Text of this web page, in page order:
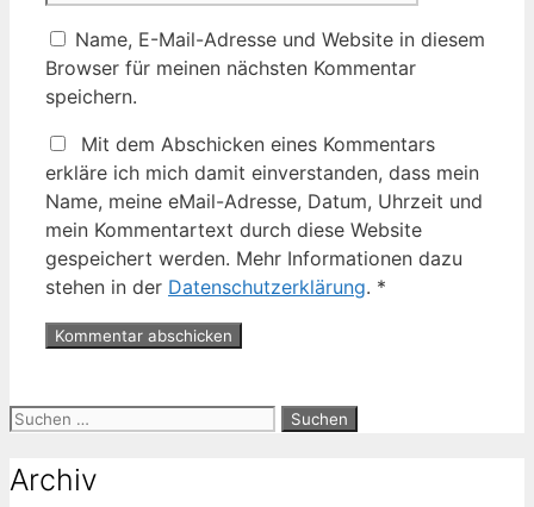
Name, E-Mail-Adresse und Website in diesem
Browser für meinen nächsten Kommentar
speichern.
Mit dem Abschicken eines Kommentars
erkläre ich mich damit einverstanden, dass mein
Name, meine eMail-Adresse, Datum, Uhrzeit und
mein Kommentartext durch diese Website
gespeichert werden. Mehr Informationen dazu
stehen in der Datenschutzerklärung. *
Suche
Archiv